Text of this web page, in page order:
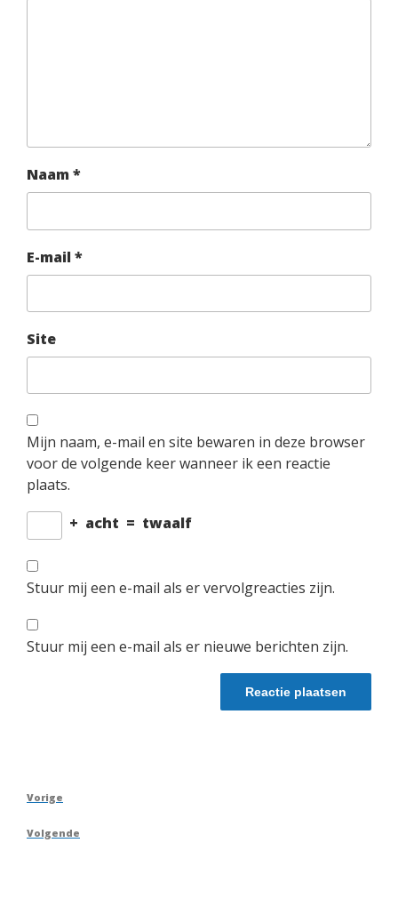
Naam *
E-mail *
Site
Mijn naam, e-mail en site bewaren in deze browser
voor de volgende keer wanneer ik een reactie
plaats.
+ acht = twaalf
Stuur mij een e-mail als er vervolgreacties zijn.
Stuur mij een e-mail als er nieuwe berichten zijn.
Berichtnavigatie
Vorig
Vorige
Volgend
Volgende